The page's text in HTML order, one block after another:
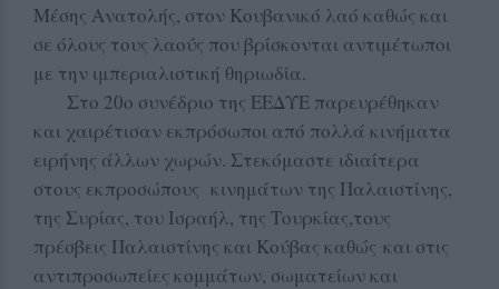
Μέσης Ανατολής, στον Κουβανικό λαό καθώς και
σε όλους τους λαούς που βρίσκονται αντιμέτωποι
με την ιμπεριαλιστική θηριωδία.
Στο 20ο συνέδριο της ΕΕΔΥΕ παρευρέθηκαν
και χαιρέτισαν εκπρόσωποι από πολλά κινήματα
ειρήνης άλλων χωρών. Στεκόμαστε ιδιαίτερα
στους εκπροσώπους κινημάτων της Παλαιστίνης,
της Συρίας, του Ισραήλ, της Τουρκίας,τους
πρέσβεις Παλαιστίνης και Κούβας καθώς και στις
αντιπροσωπείες κομμάτων, σωματείων και